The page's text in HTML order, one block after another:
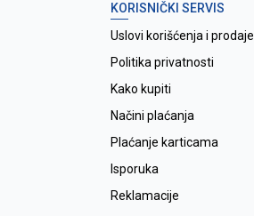
KORISNIČKI SERVIS
Uslovi korišćenja i prodaje
Politika privatnosti
Kako kupiti
Načini plaćanja
Plaćanje karticama
Isporuka
Reklamacije